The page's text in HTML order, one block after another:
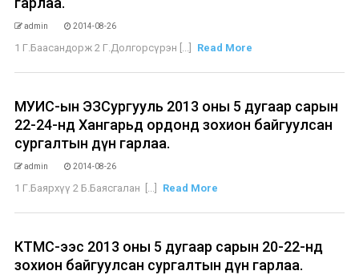
admin 2014-08-26
1 Г.Баасандорж 2 Г.Долгорсүрэн [...] Read More
МУИС-ын ЭЗСургууль 2013 оны 5 дугаар сарын
22-24-нд Хангарьд ордонд зохион байгуулсан
сургалтын дүн гарлаа.
admin 2014-08-26
1 Г.Баярхүү 2 Б.Баясгалан [...] Read More
КТМС-ээс 2013 оны 5 дугаар сарын 20-22-нд
зохион байгуулсан сургалтын дүн гарлаа.